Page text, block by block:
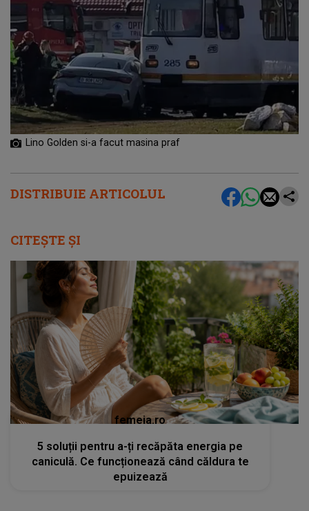
DISTRIBUIE ARTICOLUL
Lino Golden si-a facut masina praf
CITEȘTE ȘI
femeia.ro
5 soluții pentru a-ți recăpăta energia pe
caniculă. Ce funcționează când căldura te
epuizează